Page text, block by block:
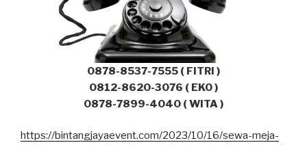
0878-8537-7555 ( FITRI )
0812-8620-3076 ( EKO )
0878-7899-4040 ( WITA )
https://bintangjayaevent.com/2023/10/16/sewa-meja-